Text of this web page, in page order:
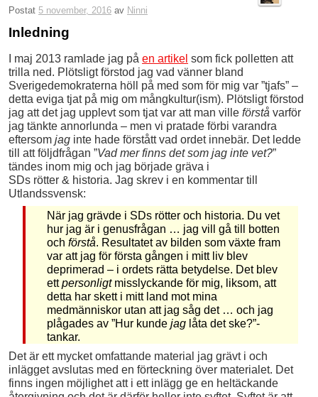
Postat 5 november, 2016 av Ninni
Inledning
I maj 2013 ramlade jag på en artikel som fick polletten att
trilla ned. Plötsligt förstod jag vad vänner bland
Sverigedemokraterna höll på med som för mig var ”tjafs” –
detta eviga tjat på mig om mångkultur(ism). Plötsligt förstod
jag att det jag upplevt som tjat var att man ville förstå varför
jag tänkte annorlunda – men vi pratade förbi varandra
eftersom jag inte hade förstått vad ordet innebär. Det ledde
till att följdfrågan ”Vad mer finns det som jag inte vet?”
tändes inom mig och jag började gräva i
SDs rötter & historia. Jag skrev i en kommentar till
Utlandssvensk:
När jag grävde i SDs rötter och historia. Du vet
hur jag är i genusfrågan … jag vill gå till botten
och förstå. Resultatet av bilden som växte fram
var att jag för första gången i mitt liv blev
deprimerad – i ordets rätta betydelse. Det blev
ettpersonligtmisslyckande för mig, liksom, att
detta har skett i mitt land mot mina
medmänniskor utan att jag såg det … och jag
plågades av ”Hur kunde jaglåta det ske?”-
tankar.
Det är ett mycket omfattande material jag grävt i och
inlägget avslutas med en förteckning över materialet. Det
finns ingen möjlighet att i ett inlägg ge en heltäckande